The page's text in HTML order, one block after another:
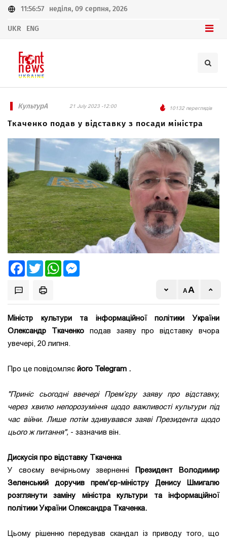
11:56:57 неділя, 09 серпня, 2026
UKR ENG
КультурА 21 July 2023 -12:00 10132 переглядів
Ткаченко подав у відставку з посади міністра
FacebookTwitter WhatsApp
Міністр культури та інформаційної політики України
Олександр Ткаченкоподав заяву про відставку вчора
увечері, 20 липня.
Про це повідомляє його Telegram .
"Приніс сьогодні ввечері Прем’єру заяву про відставку,
через хвилю непорозуміння щодо важливості культури під
час війни. Лише потім здивувався заяві Президента щодо
цього ж питання", - зазначив він.
Дискусія про відставку Ткаченка
У своєму вечірньому зверненні Президент Володимир
Зеленський доручив прем'єр-міністру Денису Шмигалю
розглянути заміну міністра культури та інформаційної
політики України Олександра Ткаченка.
Цьому рішенню передував скандал із приводу того, що